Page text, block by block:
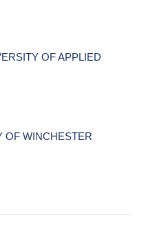
OF APPLIED
OF WINCHESTER